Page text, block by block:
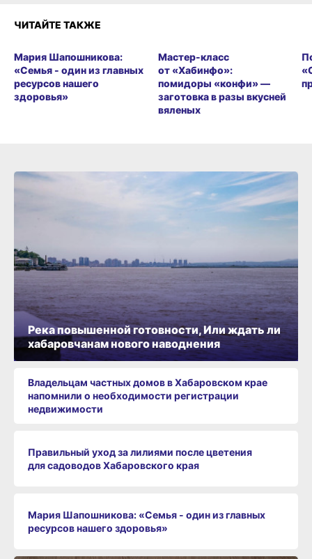
ЧИТАЙТЕ ТАКЖЕ
Мария Шапошникова:
«Семья - один из главных
ресурсов нашего
здоровья»
Мастер-класс
от «Хабинфо»:
помидоры «конфи» —
заготовка в разы вкусней
вяленых
Река повышенной готовности, Или ждать ли
хабаровчанам нового наводнения
Владельцам частных домов в Хабаровском крае
напомнили о необходимости регистрации
недвижимости
Правильный уход за лилиями после цветения
для садоводов Хабаровского края
Мария Шапошникова: «Семья - один из главных
ресурсов нашего здоровья»